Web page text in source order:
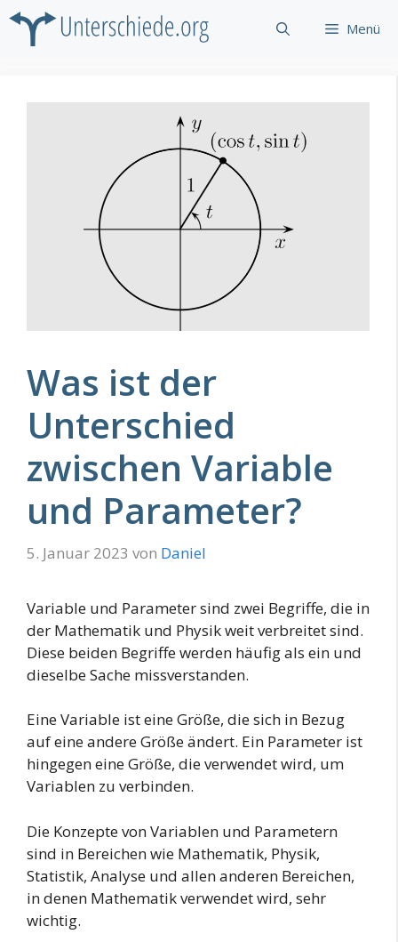
Zum
Inhalt
Menü
Was ist der
Unterschied
zwischen Variable
und Parameter?
5. Januar 2023 von Daniel
Variable und Parameter sind zwei Begriffe, die in
der Mathematik und Physik weit verbreitet sind.
Diese beiden Begriffe werden häufig als ein und
dieselbe Sache missverstanden.
Eine Variable ist eine Größe, die sich in Bezug
auf eine andere Größe ändert. Ein Parameter ist
hingegen eine Größe, die verwendet wird, um
Variablen zu verbinden.
Die Konzepte von Variablen und Parametern
sind in Bereichen wie Mathematik, Physik,
Statistik, Analyse und allen anderen Bereichen,
in denen Mathematik verwendet wird, sehr
wichtig.